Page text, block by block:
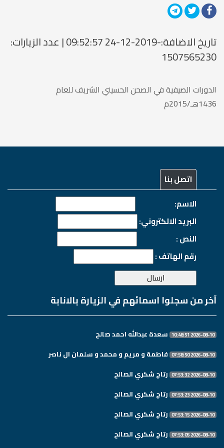
تاريخ الاضافة:-2019-12-24 09:52:57 | عدد الزيارات:
1507565230
الدورات الصيفية في الصحن الحسيني الشريف للعام
1436هـ/2015م
اتصل بنا
الاسم:
البريد الالكتروني:
النص :
رقم الهاتف :
آخر من سجلوا اسمائهم في الزيارة بالانابة
2026-08-10 10:48:51 سعدة عبدالله احمد صالح
2026-08-10 07:58:50 فاطمة و مريم و محمد و سلمان ال ناصر
2026-08-10 07:53:32 رتاج شكري الصالح
2026-08-10 07:53:23 رتاج شكري الصالح
2026-08-10 07:53:15 رتاج شكري الصالح
2026-08-10 07:53:05 رتاج شكري الصالح